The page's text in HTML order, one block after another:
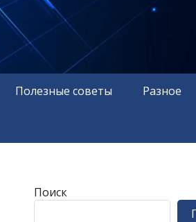
Полезные советы Разное
Поиск